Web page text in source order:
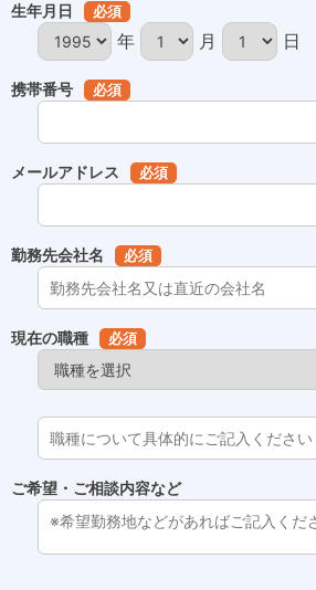
生年月日 必須
年 月 日
携帯番号 必須
メールアドレス 必須
勤務先会社名 必須
現在の職種 必須
ご希望・ご相談内容など